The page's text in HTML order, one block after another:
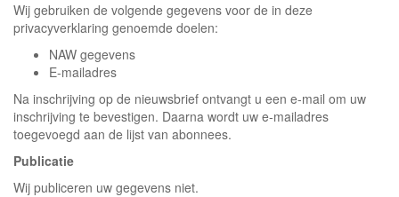
Wij gebruiken de volgende gegevens voor de in deze
privacyverklaring genoemde doelen:
NAW gegevens
E-mailadres
Na inschrijving op de nieuwsbrief ontvangt u een e-mail om uw
inschrijving te bevestigen. Daarna wordt uw e-mailadres
toegevoegd aan de lijst van abonnees.
Publicatie
Wij publiceren uw gegevens niet.